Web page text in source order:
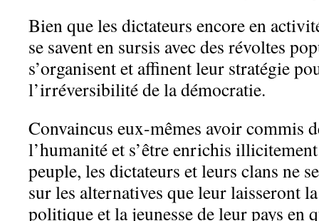
Bien que les dictateurs encore en
se savent en sursis avec des révoltes
s’organisent et affinent leur stratégie
l’irréversibilité de la démocratie.
Convaincus eux-mêmes avoir commis
l’humanité et s’être enrichis
peuple, les dictateurs et leurs clans ne
sur les alternatives que leur laisseront
politique et la jeunesse de leur pays en